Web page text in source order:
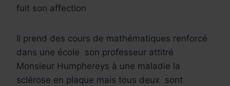
fuit son affection
Il prend des cours de mathématiques renforcé
dans une école son professeur attitré
Monsieur Humphereys à une maladie la
sclérose en plaque mais tous deux sont